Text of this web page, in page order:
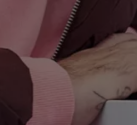
und Flüssigkeiten
und Reifen
und Unfallhilfe
Service
Teile
Zubehör
und Pflege
und Elektronik